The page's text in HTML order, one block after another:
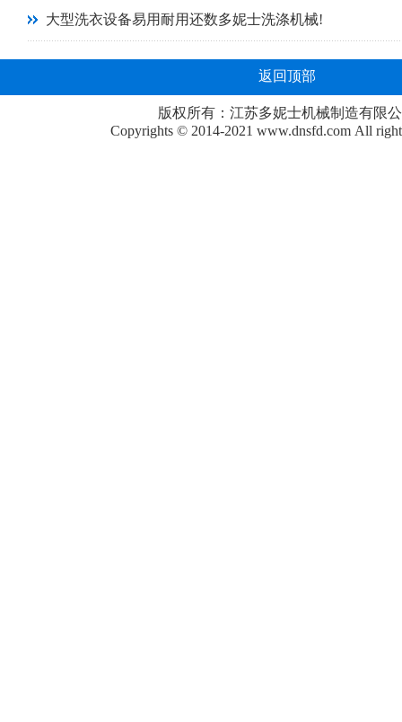
大型洗衣设备易用耐用还数多妮士洗涤机械!
返回顶部
版权所有：江苏多妮士机械制造有限
Copyrights © 2014-2021 www.dnsfd.com All